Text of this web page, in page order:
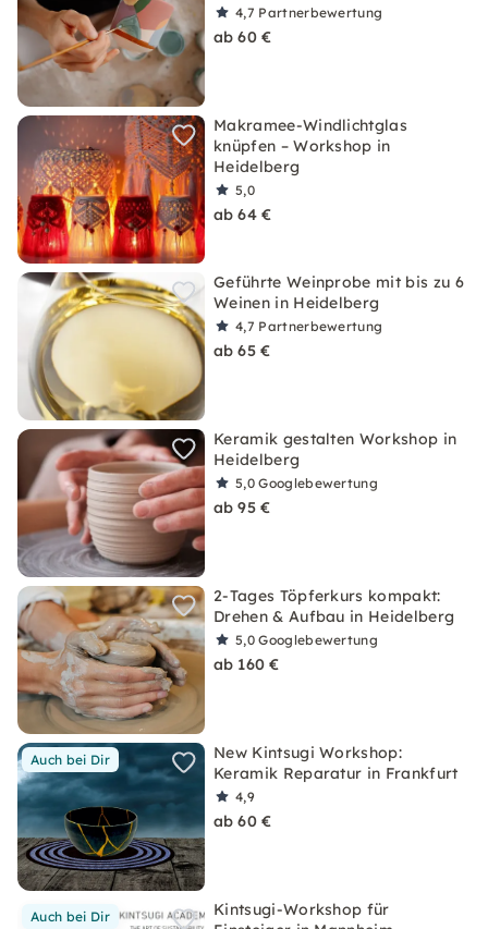
4,7 Partnerbewertung
ab 60 €
Makramee-Windlichtglas
knüpfen – Workshop in
Heidelberg
5,0
ab 64 €
Geführte Weinprobe mit bis zu 6
Weinen in Heidelberg
4,7 Partnerbewertung
ab 65 €
Keramik gestalten Workshop in
Heidelberg
5,0Googlebewertung
ab 95 €
2-Tages Töpferkurs kompakt:
Drehen & Aufbau in Heidelberg
5,0Googlebewertung
ab 160 €
Auch bei Dir
New Kintsugi Workshop:
Keramik Reparatur in Frankfurt
4,9
ab 60 €
Auch bei Dir
Kintsugi-Workshop für